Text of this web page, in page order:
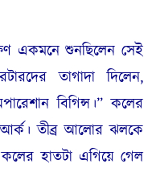
একমনে শুনছিলেন সেই
তাগাদা দিলেন,
বিগিন্স।” কলের
আর্ক। তীব্র আলোর ঝলকে
হাতটা এগিয়ে গেল